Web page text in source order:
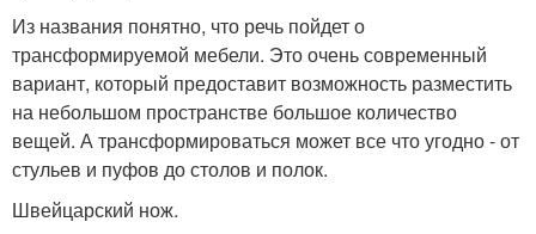
Из названия понятно, что речь пойдет о
трансформируемой мебели. Это очень современный
вариант, который предоставит возможность разместить
на небольшом пространстве большое количество
вещей. А трансформироваться может все что угодно - от
стульев и пуфов до столов и полок.
Швейцарский нож.